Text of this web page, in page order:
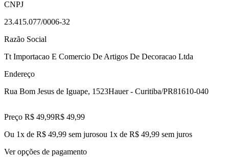
CNPJ
23.415.077/0006-32
Razão Social
Tt Importacao E Comercio De Artigos De Decoracao Ltda
Endereço
Rua Bom Jesus de Iguape, 1523Hauer - Curitiba/PR81610-040
Preço R$ 49,99R$ 49,99
Ou 1x de R$ 49,99 sem jurosou 1x de R$ 49,99 sem juros
Ver opções de pagamento